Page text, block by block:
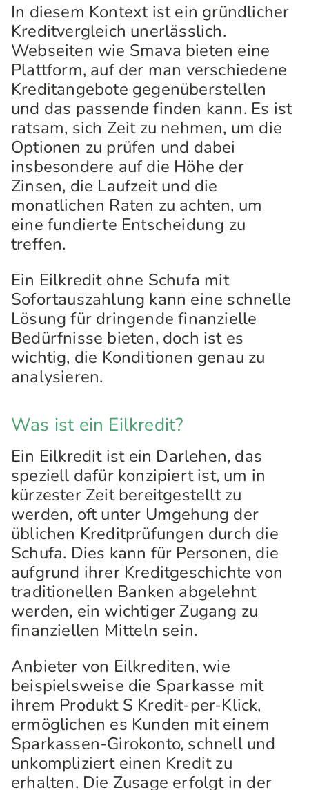
In diesem Kontext ist ein gründlicher
Kreditvergleich unerlässlich.
Webseiten wie Smava bieten eine
Plattform, auf der man verschiedene
Kreditangebote gegenüberstellen
und das passende finden kann. Es ist
ratsam, sich Zeit zu nehmen, um die
Optionen zu prüfen und dabei
insbesondere auf die Höhe der
Zinsen, die Laufzeit und die
monatlichen Raten zu achten, um
eine fundierte Entscheidung zu
treffen.
Ein Eilkredit ohne Schufa mit
Sofortauszahlung kann eine schnelle
Lösung für dringende finanzielle
Bedürfnisse bieten, doch ist es
wichtig, die Konditionen genau zu
analysieren.
Was ist ein Eilkredit?
Ein Eilkredit ist ein Darlehen, das
speziell dafür konzipiert ist, um in
kürzester Zeit bereitgestellt zu
werden, oft unter Umgehung der
üblichen Kreditprüfungen durch die
Schufa. Dies kann für Personen, die
aufgrund ihrer Kreditgeschichte von
traditionellen Banken abgelehnt
werden, ein wichtiger Zugang zu
finanziellen Mitteln sein.
Anbieter von Eilkrediten, wie
beispielsweise die Sparkasse mit
ihrem Produkt S Kredit-per-Klick,
ermöglichen es Kunden mit einem
Sparkassen-Girokonto, schnell und
unkompliziert einen Kredit zu
erhalten. Die Zusage erfolgt in der